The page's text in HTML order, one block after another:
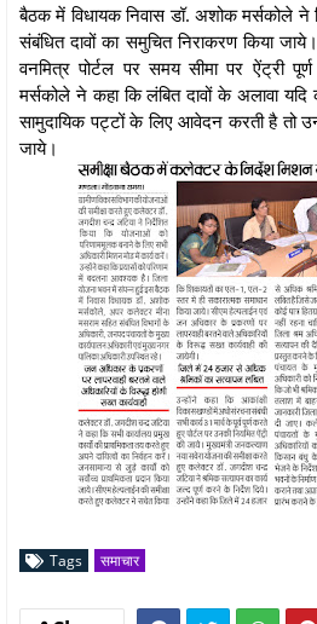
बैठक में विधायक निवास डॉ. अशोक मर्सकोले ने
संबंधित दावों का समुचित निराकरण किया
वनमित्र पोर्टल पर समय सीमा पर ऐंट्री
मर्सकोले ने कहा कि लंबित दावों के अलावा यदि
सामुदायिक पट्टों के लिए आवेदन करती है तो उन
जाये।
Tags समाचार